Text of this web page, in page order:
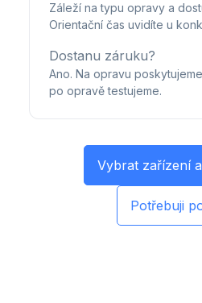
Záleží na typu opravy a
Orientační čas uvidíte u
Dostanu záruku?
Ano. Na opravu
po opravě testujeme.
Vybrat zařízení
Potřebuji